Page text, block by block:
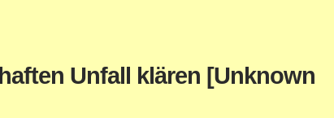
Unfall klären [Unknown